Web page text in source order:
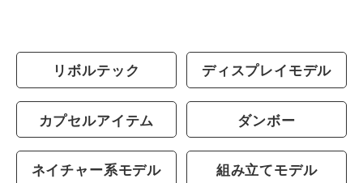
リボルテック ディスプレイモデル
カプセルアイテム ダンボー
ネイチャー系モデル 組み立てモデル